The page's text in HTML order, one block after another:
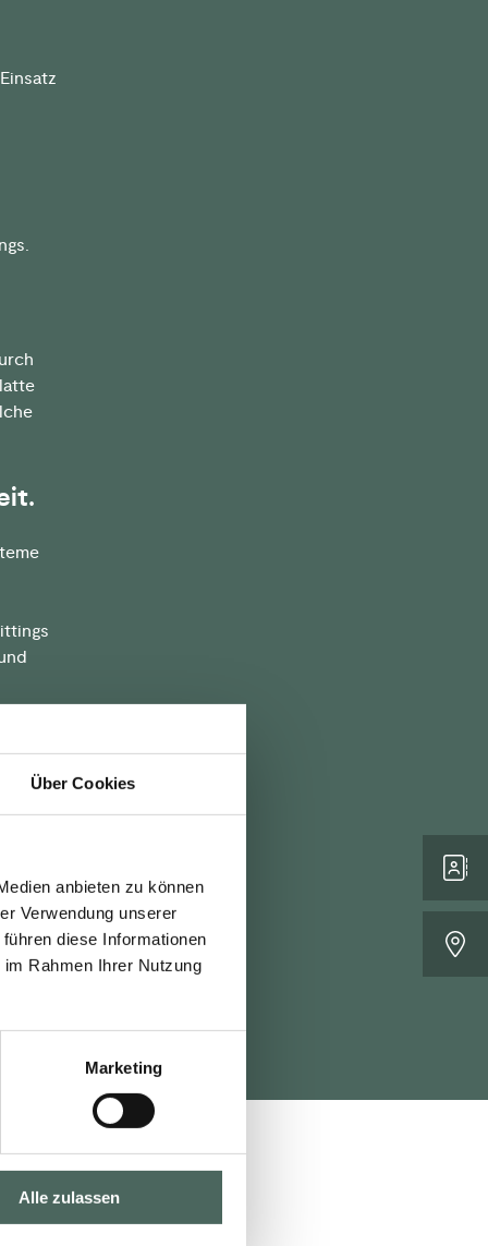
Über Cookies
anbieten zu können
Verwendung unserer
diese Informationen
Rahmen Ihrer Nutzung
Marketing
Alle zulassen